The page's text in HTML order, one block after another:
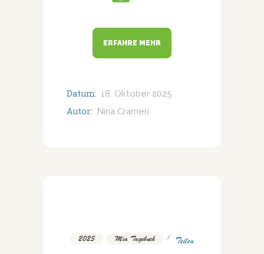
ERFAHRE MEHR
Datum: 18. Oktober 2025
Autor: Nina Crameri
2025 Mia Tagebuch Teilen